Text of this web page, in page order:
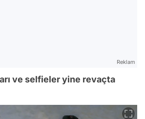
Reklam
ve selfieler yine revaçta